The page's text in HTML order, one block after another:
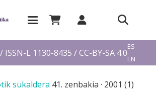
ISSN-L 1130-8435 / CC-BY-SA 4.0
ES
EN
sukaldera 41. zenbakia · 2001 (1)